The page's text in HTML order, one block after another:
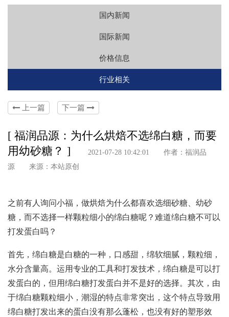
国内新闻
国际新闻
价格信息
行业相关
上一篇 下一篇
[ 福润品源：为什么烘焙不选绵白糖，而要
用幼砂糖？ ]
2021-07-28 10:42:01 作者：福润品
源 来源：本站原创
之前有人询问小福，做烘焙为什么都喜欢选细砂糖、幼砂
糖，而不选择一样颗粒细小的绵白糖呢？难道绵白糖不可以
打发蛋白吗？
首先，绵白糖是白糖的一种，口感甜，绵软细腻，颗粒细，
水分含量高。运用专业的工具和打发技术，绵白糖是可以打
发蛋白的，但用绵白糖打发蛋白并不是好的选择。其次，由
于绵白糖颗粒细小，潮湿的特点非常突出，这个特点导致用
绵白糖打发出来的蛋白没有那么蓬松，也没有好的塑形效